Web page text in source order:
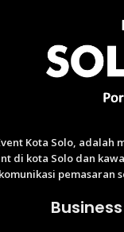
Kota Solo,
di kota Solo dan